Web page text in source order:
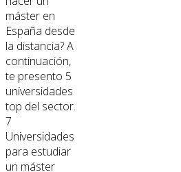
máster en
España desde
la distancia? A
continuación,
te presento 5
universidades
top del sector.
7
Universidades
para estudiar
un máster